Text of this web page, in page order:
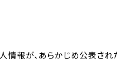
人情報が、あらかじめ公表